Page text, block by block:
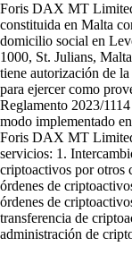
Foris DAX MT Limited
constituida en Malta
domicilio social en
1000, St. Julians,
tiene autorización de
para ejercer como
Reglamento 2023/
modo implementado
Foris DAX MT Limited
servicios: 1.
criptoactivos por otros
órdenes de
órdenes de
transferencia de
administración de